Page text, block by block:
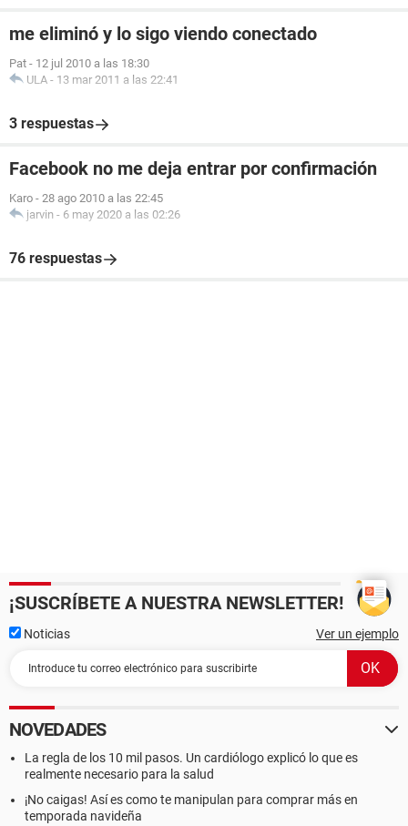
me eliminó y lo sigo viendo conectado
Pat - 12 jul 2010 a las 18:30
ULA - 13 mar 2011 a las 22:41
3 respuestas
Facebook no me deja entrar por confirmación
Karo - 28 ago 2010 a las 22:45
jarvin - 6 may 2020 a las 02:26
76 respuestas
¡SUSCRÍBETE A NUESTRA NEWSLETTER!
Noticias Ver un ejemplo
NOVEDADES
La regla de los 10 mil pasos. Un cardiólogo explicó lo que es
realmente necesario para la salud
¡No caigas! Así es como te manipulan para comprar más en
temporada navideña